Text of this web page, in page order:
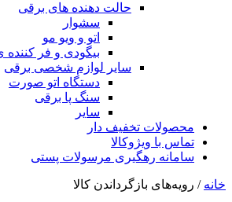
حالت دهنده های برقی
سشوار
اتو و ویو مو
بیگودی و فر کننده
سایر لوازم شخصی برقی
دستگاه اتو صورت
سنگ پا برقی
سایر
محصولات تخفیف دار
تماس با ویژوکالا
سامانه رهگیری مرسولات پستی
خانه / رویه‌های بازگرداندن کالا